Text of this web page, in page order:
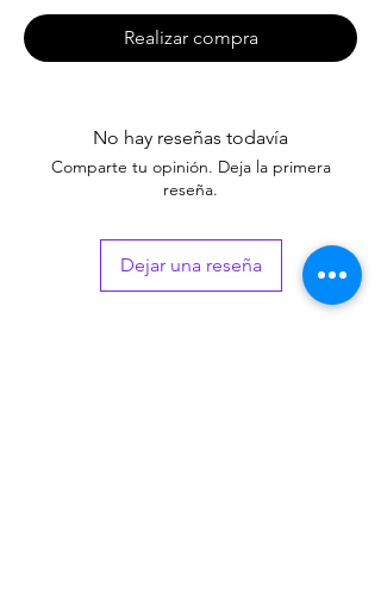
Realizar compra
No hay reseñas todavía
Comparte tu opinión. Deja la primera
reseña.
Dejar una reseña